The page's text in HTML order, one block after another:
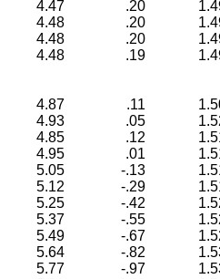
4.47 .20
4.48 .20
4.48 .20
4.48 .19
4.87 .11
4.93 .05
4.85 .12
4.95 .01
5.05 -.13
5.12 -.29
5.25 -.42
5.37 -.55
5.49 -.67
5.64 -.82
5.77 -.97